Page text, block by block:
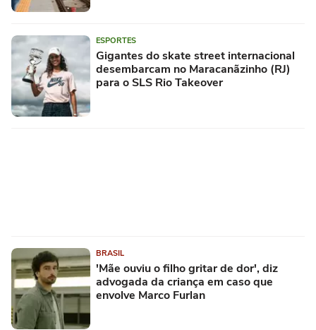
ESPORTES
Gigantes do skate street internacional
desembarcam no Maracanãzinho (RJ)
para o SLS Rio Takeover
BRASIL
'Mãe ouviu o filho gritar de dor', diz
advogada da criança em caso que
envolve Marco Furlan